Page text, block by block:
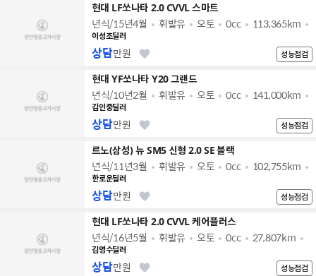
현대 LF쏘나타 2.0 CVVL 스마트
년식/15년4월 휘발유 오토 0cc 113,365km
이성조딜러
성능점검
상담만원
현대 YF쏘나타 Y20 그랜드
년식/10년2월 휘발유 오토 0cc 141,000km
김인중딜러
성능점검
상담만원
르노(삼성) 뉴 SM5 신형 2.0 SE 블랙
년식/11년3월 휘발유 오토 0cc 102,755km
한로운딜러
성능점검
상담만원
현대 LF쏘나타 2.0 CVVL 케어플러스
년식/16년5월 휘발유 오토 0cc 27,807km
김영수딜러
성능점검
상담만원